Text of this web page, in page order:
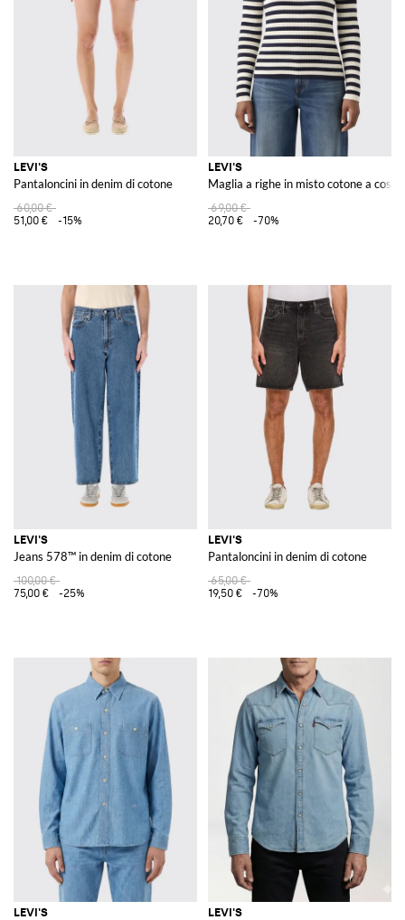
Con un catalogo in continuo aggiornamento, GIGLIO.COM si conferma
destinazione privilegiata per chi desidera immergersi nel mondo di Levi's,
scoprendo articoli che fondono storia, qualità e stile contemporaneo.
Scoprite le collezioni
Levi's uomo Levi's donnae per i più piccoliLevi's
su GIGLIO.COM e arricchite il vostro guardaroba con articoli
che hanno fatto la storia della moda denim.
LEVI'S
Pantaloncini in denim di cotone
60,00 €
51,00 €
-15%
LEVI'S
Maglia a righe in misto cotone a coste
69,00 €
20,70 €
-70%
LEVI'S
Jeans 578™ in denim di cotone
100,00 €
75,00 €
-25%
LEVI'S
Pantaloncini in denim di cotone
65,00 €
19,50 €
-70%
LEVI'S LEVI'S